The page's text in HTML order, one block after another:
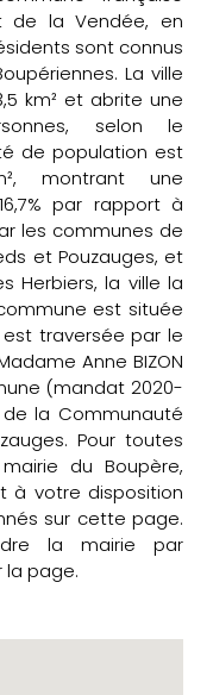
de la Vendée, en
sont connus
La ville
km² et abrite une
selon le
de population est
montrant une
par rapport à
les communes de
et Pouzauges, et
Herbiers, la ville la
est située
traversée par le
Anne BIZON
(mandat 2020-
la Communauté
Pour toutes
du Boupère,
à votre disposition
sur cette page.
la mairie par
la page.